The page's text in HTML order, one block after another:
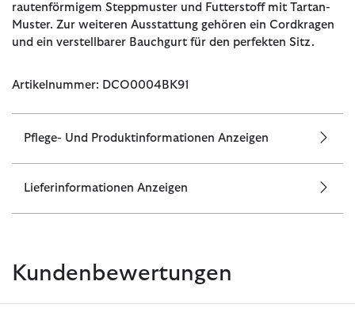
rautenförmigem Steppmuster und Futterstoff mit Tartan-
Muster. Zur weiteren Ausstattung gehören ein Cordkragen
und ein verstellbarer Bauchgurt für den perfekten Sitz.
Artikelnummer: DCO0004BK91
Pflege- Und Produktinformationen Anzeigen
Lieferinformationen Anzeigen
Kundenbewertungen